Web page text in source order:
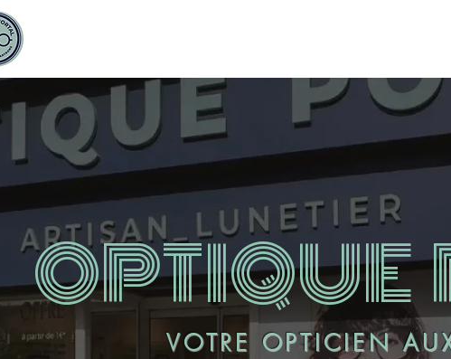
OPTIQUE
VOTRE OPTICIEN